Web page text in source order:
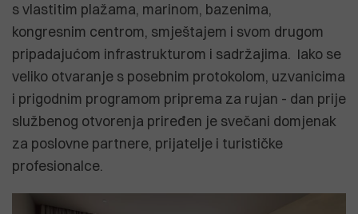
s vlastitim plažama, marinom, bazenima,
kongresnim centrom, smještajem i svom drugom
pripadajućom infrastrukturom i sadržajima. Iako se
veliko otvaranje s posebnim protokolom, uzvanicima
i prigodnim programom priprema za rujan - dan prije
službenog otvorenja priređen je svečani domjenak
za poslovne partnere, prijatelje i turističke
profesionalce.